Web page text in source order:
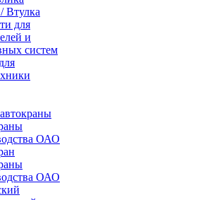
Втулка
для
и
систем
ОАО
ОАО